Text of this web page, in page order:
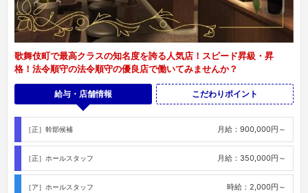
歌舞伎町で最高クラスの知名度を誇る人気店！スピード昇級・昇
格！法令順守の法令順守の優良店で働いてみませんか？
給与・店舗情報 こだわりポイント
［正］幹部候補 月給：900,000円～
［正］ホールスタッフ 月給：350,000円～
［ア］ホールスタッフ 時給：2,000円～